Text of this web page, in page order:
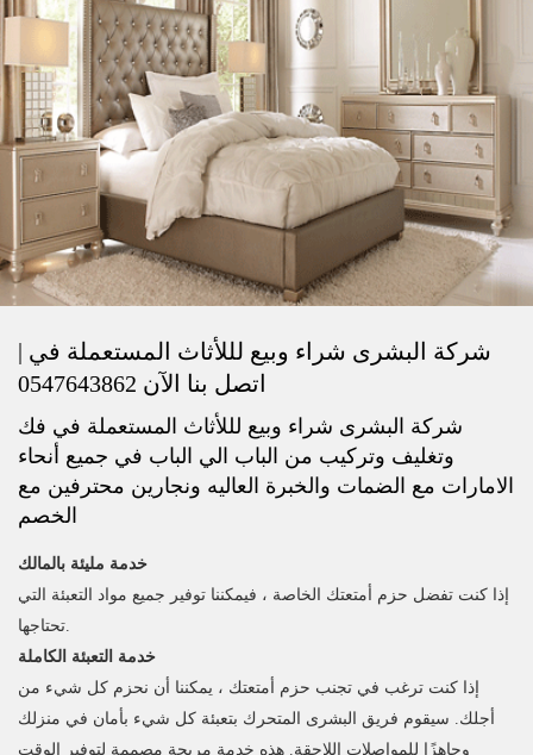
شركة البشرى شراء وبيع لللأثاث المستعملة في |
اتصل بنا الآن 0547643862
شركة البشرى شراء وبيع لللأثاث المستعملة في فك
وتغليف وتركيب من الباب الي الباب في جميع أنحاء
الامارات مع الضمات والخبرة العاليه ونجارين محترفين مع
الخصم
خدمة مليئة بالمالك
إذا كنت تفضل حزم أمتعتك الخاصة ، فيمكننا توفير جميع مواد التعبئة التي
خدمة التعبئة الكاملة
إذا كنت ترغب في تجنب حزم أمتعتك ، يمكننا أن نحزم كل شيء من
أجلك. سيقوم فريق البشرى المتحرك بتعبئة كل شيء بأمان في منزلك
وجاهزًا للمواصلات اللاحقة. هذه خدمة مريحة مصممة لتوفير الوقت